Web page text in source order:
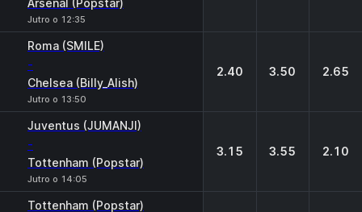
Arsenal (Popstar)
Jutro o 12:35
Roma (SMILE)
-
Chelsea (Billy_Alish)
Jutro o 13:50
2.40 3.50 2.65
Juventus (JUMANJI)
-
Tottenham (Popstar)
Jutro o 14:05
3.15 3.55 2.10
Tottenham (Popstar)